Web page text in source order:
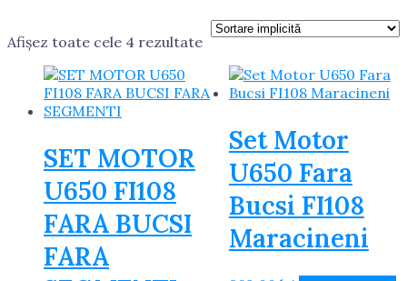
Afișez toate cele 4 rezultate
SET MOTOR
U650 FI108
FARA BUCSI
FARA
Set Motor
U650 Fara
Bucsi FI108
Maracineni